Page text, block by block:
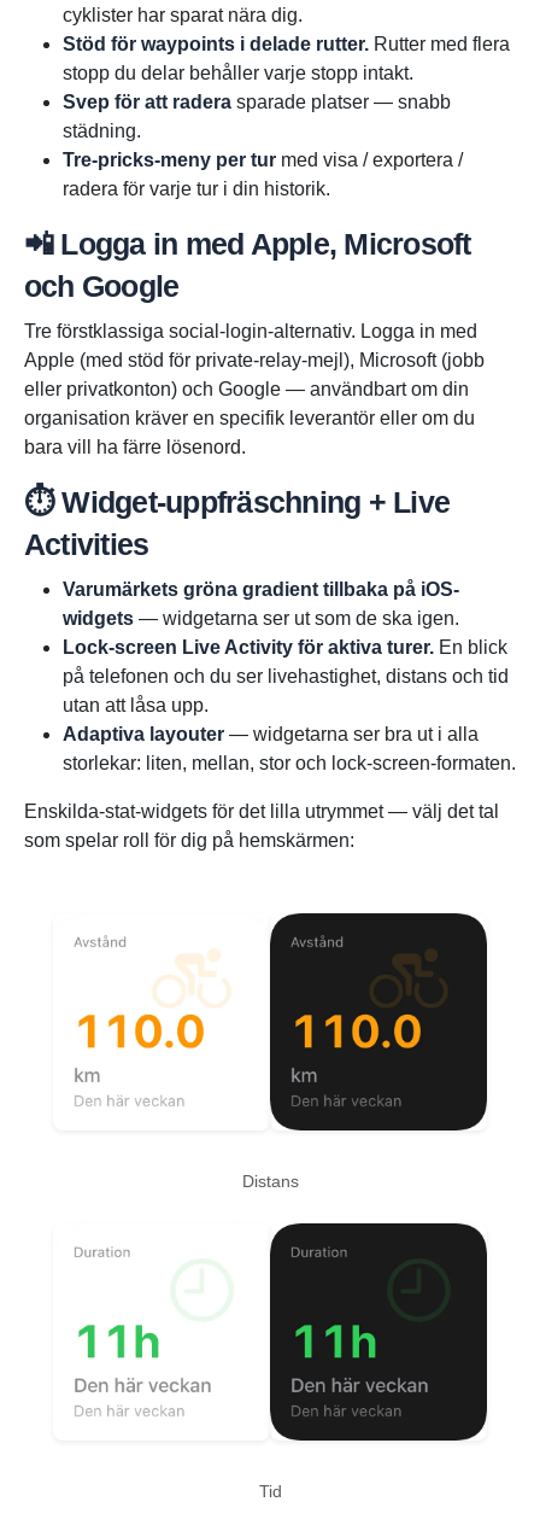
cyklister har sparat nära dig.
Stöd för waypoints i delade rutter. Rutter med flera
stopp du delar behåller varje stopp intakt.
Svep för att radera sparade platser — snabb
städning.
Tre-pricks-meny per tur med visa / exportera /
radera för varje tur i din historik.
📲 Logga in med Apple, Microsoft
och Google
Tre förstklassiga social-login-alternativ. Logga in med
Apple (med stöd för private-relay-mejl), Microsoft (jobb
eller privatkonton) och Google — användbart om din
organisation kräver en specifik leverantör eller om du
bara vill ha färre lösenord.
⏱️ Widget-uppfräschning + Live
Activities
Varumärkets gröna gradient tillbaka på iOS-
widgets — widgetarna ser ut som de ska igen.
Lock-screen Live Activity för aktiva turer. En blick
på telefonen och du ser livehastighet, distans och tid
utan att låsa upp.
Adaptiva layouter — widgetarna ser bra ut i alla
storlekar: liten, mellan, stor och lock-screen-formaten.
Enskilda-stat-widgets för det lilla utrymmet — välj det tal
som spelar roll för dig på hemskärmen:
Distans
Tid